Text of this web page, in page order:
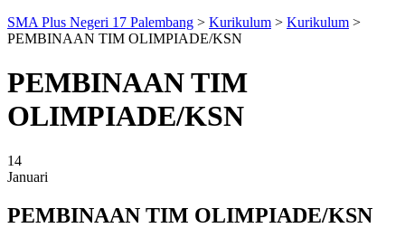
SMA Plus Negeri 17 Palembang > Kurikulum > Kurikulum >
PEMBINAAN TIM OLIMPIADE/KSN
PEMBINAAN TIM
OLIMPIADE/KSN
14
Januari
PEMBINAAN TIM OLIMPIADE/KSN